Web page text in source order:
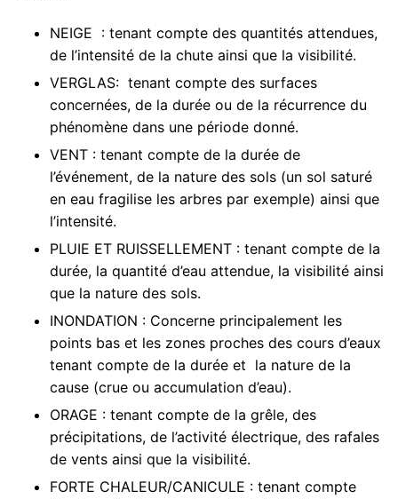
NEIGE : tenant compte des quantités attendues,
de l’intensité de la chute ainsi que la visibilité.
VERGLAS: tenant compte des surfaces
concernées, de la durée ou de la récurrence du
phénomène dans une période donné.
VENT : tenant compte de la durée de
l’événement, de la nature des sols (un sol saturé
en eau fragilise les arbres par exemple) ainsi que
l’intensité.
PLUIE ET RUISSELLEMENT : tenant compte de la
durée, la quantité d’eau attendue, la visibilité ainsi
que la nature des sols.
INONDATION : Concerne principalement les
points bas et les zones proches des cours d’eaux
tenant compte de la durée et la nature de la
cause (crue ou accumulation d’eau).
ORAGE : tenant compte de la grêle, des
précipitations, de l’activité électrique, des rafales
de vents ainsi que la visibilité.
FORTE CHALEUR/CANICULE : tenant compte